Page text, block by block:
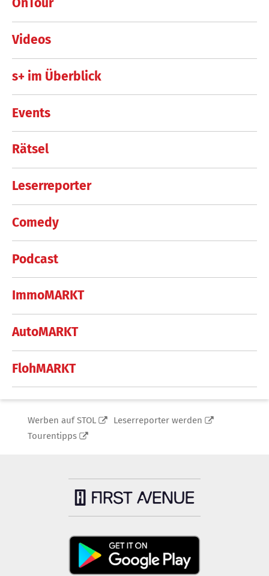
OnTour
Videos
s+ im Überblick
Events
Rätsel
Leserreporter
Comedy
Podcast
ImmoMARKT
AutoMARKT
FlohMARKT
Werben auf STOL
Leserreporter werden
Tourentipps